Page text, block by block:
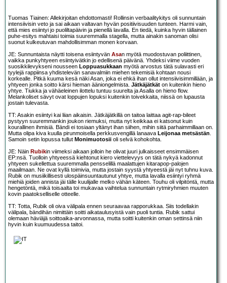
Tuomas Tiainen: Allekirjoitan ehdottomasti! Rollinsin verbaalitykitys oli sunnuntain
intensiivisin veto ja sai aikaan valtavan hyvän positiivisuuden tunteen. Harmi vain,
että mies esiintyi jo puoliltapäivin ja pienellä lavalla. En tiedä, kuinka hyvin tällainen
puhe-esitys mahtaisi toimia suuremmalla stagella, mutta ainakin sanoman olisi
suonut kulkeutuvan mahdollisimman monen korvaan.
JE: Sunnuntaista näytti toisena esiintyvän Asan myötä muodostuvan poliittinen,
vaikka punkyhtyeen esiintyivätkin jo edellisenä päivänä. Yhdeksi viime vuoden
suosikkilevykseni nousseen Loppuasukkaan myötä arvostus tätä sulavasti eri
tyylejä rappiinsa yhdistelevän sanavalmiin miehen tekemisiä kohtaan nousi
korkealle. Pitkä kuuma kesä näki Asan, joka ei ehkä ihan ollut intensiivisimmillään, ja
yhtyeen jonka soitto kärsi hieman ääniongelmista. Jätkäjätkät on kuitenkin hieno
yhtye. Tiukka ja vähäeleinen ilottelu tuntuu suurelta ja Asalla on hieno flow.
Melankoliset sävyt ovat loppujen lopuksi kuitenkin toivekkaita, niissä on lupausta
jostain tulevasta.
TT: Asakin esiintyi kai liian aikaisin. Jätkäjätkillä on taitoa laittaa agit-rap-bileet
pystyyn suuremmankin joukon riemuksi, mutta nyt keikkaa ei katsonut kuin
kourallinen ihmisiä. Bändi ei tosiaan yltänyt ihan siihen, mihin siitä parhaimmillaan on.
Mutta olipa kiva kuulla pirunmoisella perkkusvengillä lanaava Leijonaa metsästän.
Samoin setin lopussa tullut Monimuotosii oli selvä kohokohta.
JE: Näin Rubikin viimeksi aikaan jolloin he olivat juuri julkaisseet ensimmäisen
EP:nsä. Tuolloin yhtyeessä kiehtonut kiero viettelevyys on tätä nykyä kadonnut
yhtyeen sukellettua suuremmalla pensselillä maalattujen kitarapop-palojen
maailmaan. Ne ovat kyllä toimivia, mutta jostain syystä yhtyeestä jäi nyt tuhnu kuva.
Rubik on musiikillisesti ulospäinsuuntautunut yhtye, mutta lavalla esiintyi ryhmä
miehiä joiden annista jäi tälle kuulijalle melko vähän käteen. Touhu oli vilpitöntä, mutta
hengetöntä, mikä toisaalta toi mukavaa vaihtelua sunnuntain rytmiryhmien muuten
kovin paatokselliselle otteelle.
TT: Totta, Rubik oli oiva välipala ennen seuraavaa rapporukkaa. Siis todellakin
välipala, bändihän nimittäin soitti aikataulusyistä vain puoli tuntia. Rubik sattui
olemaan häviäjä soittoaika-arvonnassa, mutta soitti kuitenkin oman settinsä niin
hyvin kuin kuumuudessa taitoi.